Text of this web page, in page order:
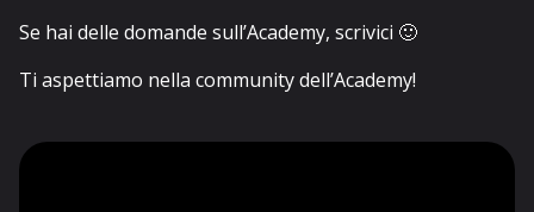
Se hai delle domande sull’Academy, scrivici 🙂
Ti aspettiamo nella community dell’Academy!